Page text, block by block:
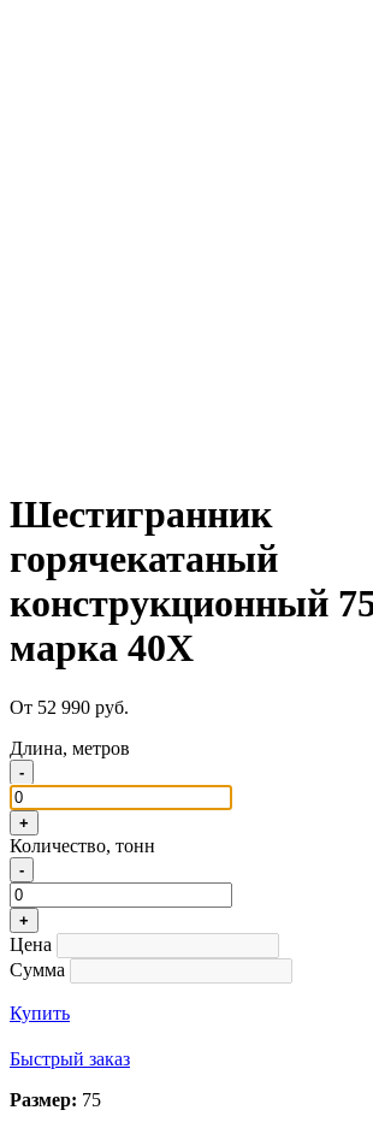
Шестигранник
горячекатаный
конструкционный
марка 40Х
От 52 990 руб.
Длина, метров
-
+
Количество, тонн
-
+
Цена
Сумма
Купить
Быстрый заказ
Размер: 75